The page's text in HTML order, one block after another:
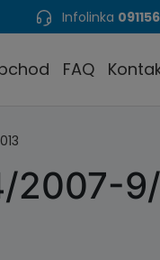
Infolinka
FAQ
2007-